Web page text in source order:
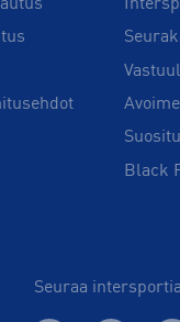
Black
Seuraa